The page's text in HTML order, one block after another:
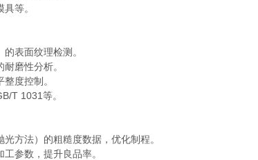
等。
表面纹理检测。
磨性分析。
度控制。
T 1031等。
方法）的粗糙度数据，优化制程。
参数，提升良品率。